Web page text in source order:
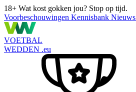
18+ Wat kost gokken jou? Stop op tijd.
Voorbeschouwingen Kennisbank Nieuws
VOETBAL
WEDDEN .eu